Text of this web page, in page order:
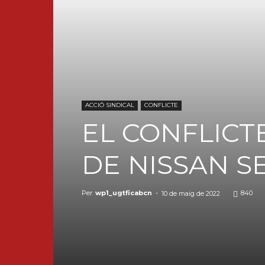
ACCIÓ SINDICAL CONFLICTE
EL
DE NISSAN
Per wp1_ugtficabcn - 10 de maig de 2022 840